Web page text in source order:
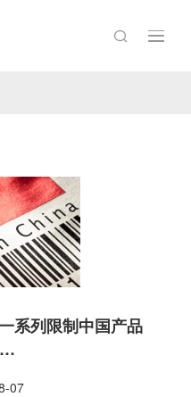

系列限制中国产品
…
07